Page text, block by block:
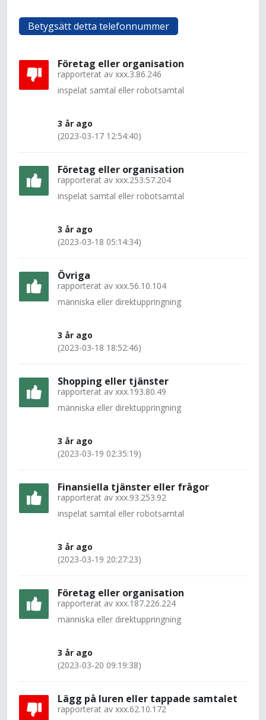
Betygsätt detta telefonnummer
Företag eller organisation
rapporterat av xxx.3.86.246
inspelat samtal eller robotsamtal
3 år ago
(2023-03-17 12:54:40)
Företag eller organisation
rapporterat av xxx.253.57.204
inspelat samtal eller robotsamtal
3 år ago
(2023-03-18 05:14:34)
Övriga
rapporterat av xxx.56.10.104
människa eller direktuppringning
3 år ago
(2023-03-18 18:52:46)
Shopping eller tjänster
rapporterat av xxx.193.80.49
människa eller direktuppringning
3 år ago
(2023-03-19 02:35:19)
Finansiella tjänster eller frågor
rapporterat av xxx.93.253.92
inspelat samtal eller robotsamtal
3 år ago
(2023-03-19 20:27:23)
Företag eller organisation
rapporterat av xxx.187.226.224
människa eller direktuppringning
3 år ago
(2023-03-20 09:19:38)
Lägg på luren eller tappade samtalet
rapporterat av xxx.62.10.172